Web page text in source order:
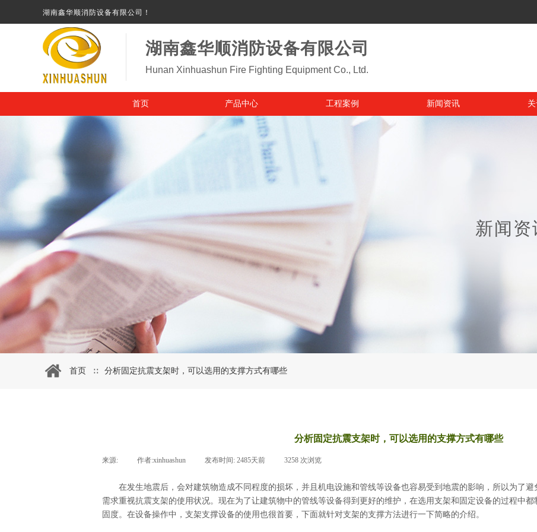
湖南鑫华顺消防设备有限公司！
Hunan Xinhuashun Fire Fighting Equipment Co., Ltd.
首页 产品中心 工程案例 新闻资讯
湖南鑫华顺消防设备有限公司
新闻资
首页 ∷ 分析固定抗震支架时，可以选用的支撑方式有哪些
分析固定抗震支架时，可以选用的支撑方式有哪些
来源: 作者:xinhuashun 发布时间: 2485天前 3258 次浏览
在发生地震后，会对建筑物造成不同程度的损坏，并且机电设施和管线等设备也容易受到地震的影响，所以为了避
需求重视抗震支架的使用状况。现在为了让建筑物中的管线等设备得到更好的维护，在选用支架和固定设备的过程中
固度。在设备操作中，支架支撑设备的使用也很首要，下面就针对支架的支撑方法进行一下简略的介绍。